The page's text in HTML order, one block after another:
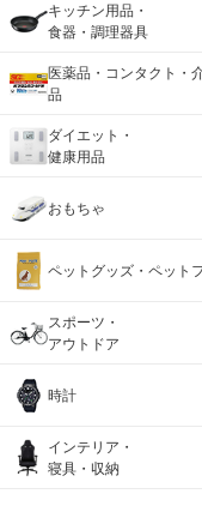
キッチン用品・
食器・調理器具
医薬品・コンタクト・
品
ダイエット・
健康用品
おもちゃ
ペットグッズ・ペット
スポーツ・
アウトドア
時計
インテリア・
寝具・収納